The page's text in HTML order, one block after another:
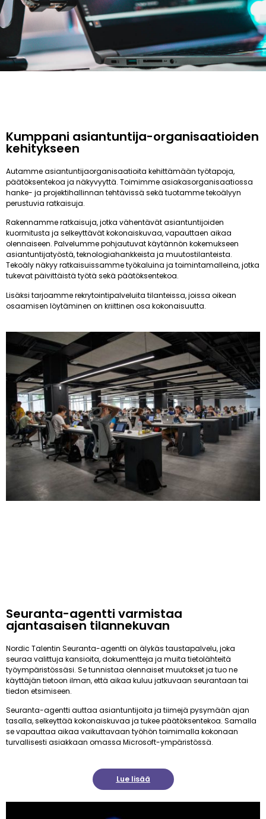
Kumppani asiantuntija-organisaatioiden
kehitykseen
Autamme asiantuntijaorganisaatioita kehittämään työtapoja,
päätöksentekoa ja näkyvyyttä. Toimimme asiakasorganisaatiossa
hanke- ja projektihallinnan tehtävissä sekä tuotamme tekoälyyn
perustuvia ratkaisuja.
Rakennamme ratkaisuja, jotka vähentävät asiantuntijoiden
kuormitusta ja selkeyttävät kokonaiskuvaa, vapauttaen aikaa
olennaiseen. Palvelumme pohjautuvat käytännön kokemukseen
asiantuntijatyöstä, teknologiahankkeista ja muutostilanteista.
Tekoäly näkyy ratkaisuissamme työkaluina ja toimintamalleina, jotka
tukevat päivittäistä työtä sekä päätöksentekoa.
Lisäksi tarjoamme rekrytointipalveluita tilanteissa, joissa oikean
osaamisen löytäminen on kriittinen osa kokonaisuutta.
Seuranta-agentti varmistaa
ajantasaisen tilannekuvan
Nordic Talentin Seuranta-agentti on älykäs taustapalvelu, joka
seuraa valittuja kansioita, dokumentteja ja muita tietolähteitä
työympäristössäsi. Se tunnistaa olennaiset muutokset ja tuo ne
käyttäjän tietoon ilman, että aikaa kuluu jatkuvaan seurantaan tai
tiedon etsimiseen.
Seuranta-agentti auttaa asiantuntijoita ja tiimejä pysymään ajan
tasalla, selkeyttää kokonaiskuvaa ja tukee päätöksentekoa. Samalla
se vapauttaa aikaa vaikuttavaan työhön toimimalla kokonaan
turvallisesti asiakkaan omassa Microsoft-ympäristössä.
Lue lisää